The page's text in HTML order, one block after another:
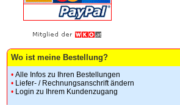
Wo ist meine Bestellung?
• Alle Infos zu Ihren Bestellungen
• Liefer- / Rechnungsanschrift ändern
• Login zu Ihrem Kundenzugang